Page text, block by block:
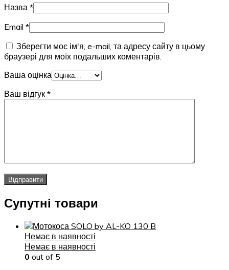
Назва *
Email *
Зберегти моє ім'я, e-mail, та адресу сайту в цьому
браузері для моїх подальших коментарів.
Ваша оцінка
Ваш відгук *
Супутні товари
Немає в наявності
Немає в наявності
0 out of 5